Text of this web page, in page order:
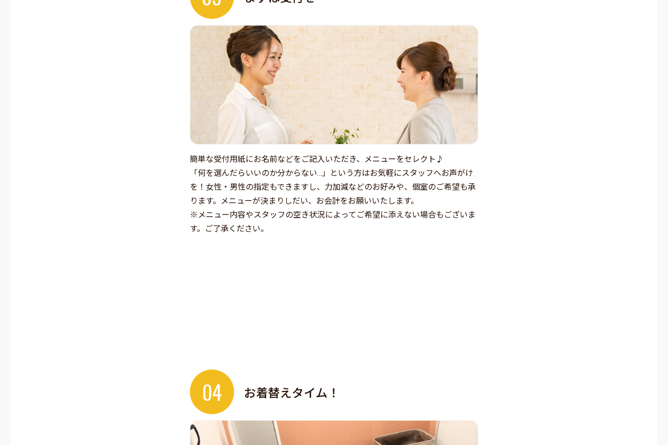
簡単な受付用紙にお名前などをご記入いただき、メニューをセレクト♪
「何を選んだらいいのか分からない…」という方はお気軽にスタッフへお声がけ
を！女性・男性の指定もできますし、力加減などのお好みや、個室のご希望も承
ります。メニューが決まりしだい、お会計をお願いいたします。
※メニュー内容やスタッフの空き状況によってご希望に添えない場合もございま
す。ご了承ください。
04 お着替えタイム！